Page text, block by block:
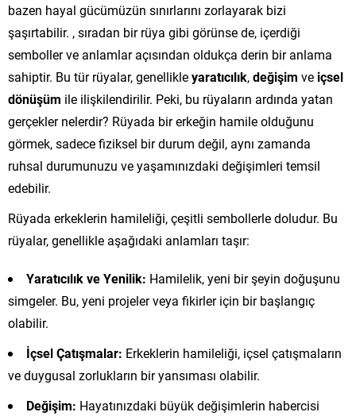
bazen hayal gücümüzün sınırlarını zorlayarak bizi
şaşırtabilir. , sıradan bir rüya gibi görünse de, içerdiği
semboller ve anlamlar açısından oldukça derin bir anlama
sahiptir. Bu tür rüyalar, genellikleyaratıcılık,değişim ve içsel
dönüşüm ile ilişkilendirilir. Peki, bu rüyaların ardında yatan
gerçekler nelerdir? Rüyada bir erkeğin hamile olduğunu
görmek, sadece fiziksel bir durum değil, aynı zamanda
ruhsal durumunuzu ve yaşamınızdaki değişimleri temsil
edebilir.
Rüyada erkeklerin hamileliği, çeşitli sembollerle doludur. Bu
rüyalar, genellikle aşağıdaki anlamları taşır:
Yaratıcılık ve Yenilik: Hamilelik, yeni bir şeyin doğuşunu
simgeler. Bu, yeni projeler veya fikirler için bir başlangıç
olabilir.
İçsel Çatışmalar: Erkeklerin hamileliği, içsel çatışmaların
ve duygusal zorlukların bir yansıması olabilir.
Değişim: Hayatınızdaki büyük değişimlerin habercisi